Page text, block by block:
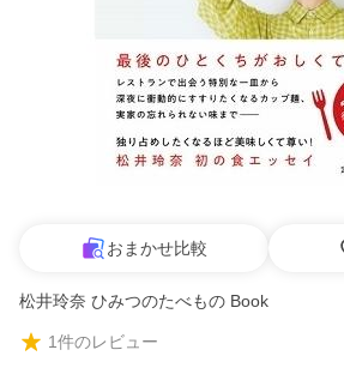
おまかせ比較
松井玲奈 ひみつのたべもの Book
1件のレビュー